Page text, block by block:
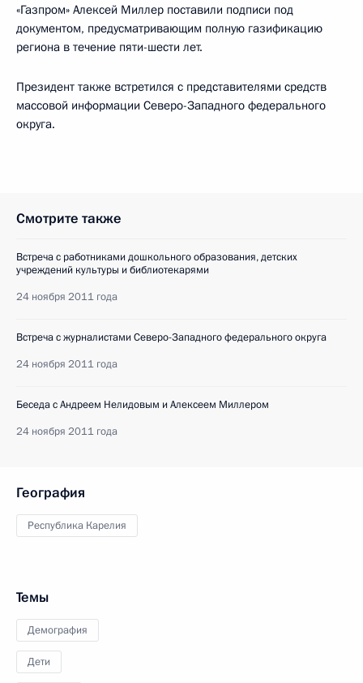
«Газпром» Алексей Миллер поставили подписи под
документом, предусматривающим полную газификацию
региона в течение пяти-шести лет.
Президент также встретился с представителями средств
массовой информации Северо-Западного федерального
округа.
Смотрите также
Встреча с работниками дошкольного образования, детских
учреждений культуры и библиотекарями
24 ноября 2011 года
Встреча с журналистами Северо-Западного федерального округа
24 ноября 2011 года
Беседа с Андреем Нелидовым и Алексеем Миллером
24 ноября 2011 года
География
Республика Карелия
Темы
Демография
Дети